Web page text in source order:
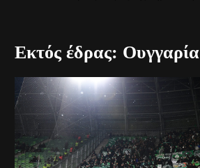
Εκτός έδρας: Ουγγαρία